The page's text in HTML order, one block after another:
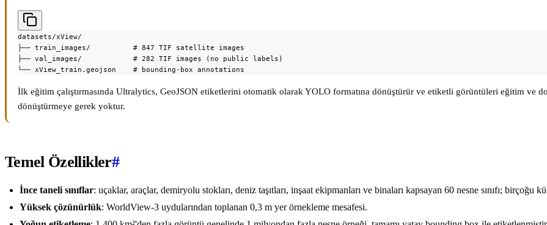
datasets/xView/
├── train_images/          # 847 TIF satellite images
├── val_images/            # 282 TIF images (no public labels)
└── xView_train.geojson    # bounding-box annotations
İlk eğitim çalıştırmasında Ultralytics, GeoJSON etiketlerini otomatik olarak YOLO formatına dönüştürür ve etiketli görüntüleri eğitim ve
dönüştürmeye gerek yoktur.
Temel Özellikler#
İnce taneli sınıflar: uçaklar, araçlar, demiryolu stokları, deniz taşıtları, inşaat ekipmanları ve binaları kapsayan 60 nesne sınıfı;
Yüksek çözünürlük: WorldView-3 uydularından toplanan 0,3 m yer örnekleme mesafesi.